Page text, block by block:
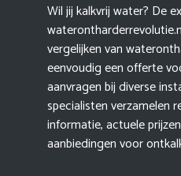
Wil jij kalkvrij water? De
vergelijken van
eenvoudig een offerte
aanvragen bij diverse
specialisten verzamelen
informatie, actuele
aanbiedingen voor